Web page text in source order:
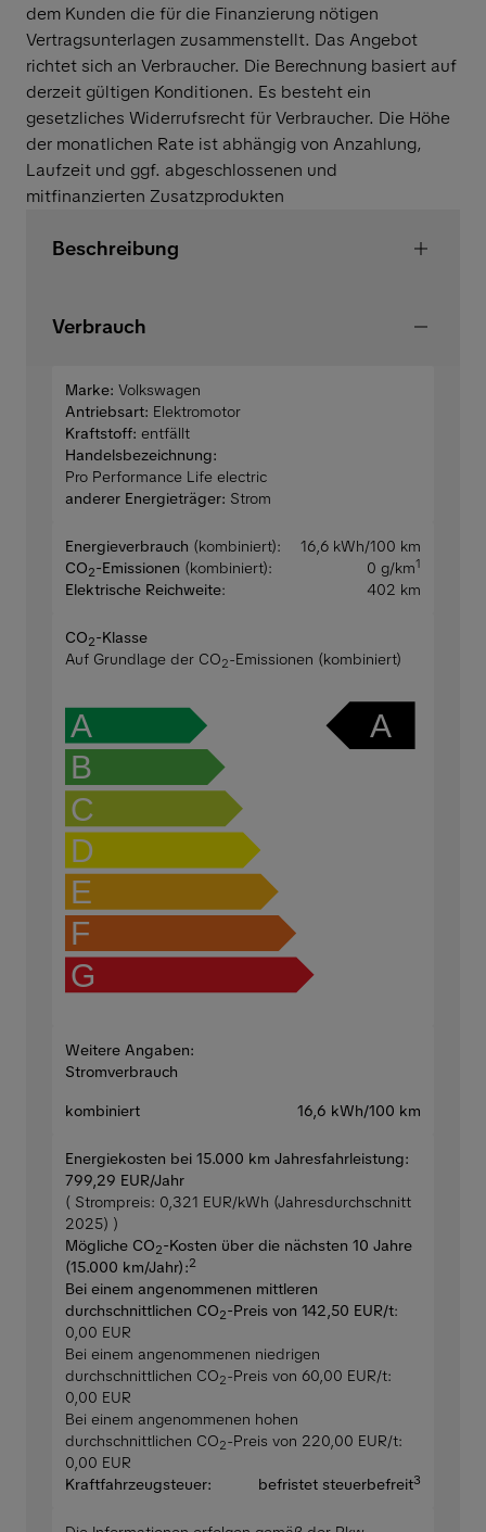
dem Kunden die für die Finanzierung nötigen
Vertragsunterlagen zusammenstellt. Das Angebot
richtet sich an Verbraucher. Die Berechnung basiert auf
derzeit gültigen Konditionen. Es besteht ein
gesetzliches Widerrufsrecht für Verbraucher. Die Höhe
der monatlichen Rate ist abhängig von Anzahlung,
Laufzeit und ggf. abgeschlossenen und
mitfinanzierten Zusatzprodukten
Beschreibung
Verbrauch
Marke: Volkswagen
Antriebsart: Elektromotor
Kraftstoff: entfällt
Handelsbezeichnung:
Pro Performance Life electric
anderer Energieträger: Strom
Energieverbrauch (kombiniert):
16,6 kWh/100 km
CO2-Emissionen (kombiniert): 0 g/km1
Elektrische Reichweite: 402 km
CO2-Klasse
Auf Grundlage der CO2-Emissionen (kombiniert)
A
B
C
D
E
F
G
A
Weitere Angaben:
Stromverbrauch
kombiniert
16,6 kWh/100 km
Energiekosten bei 15.000 km Jahresfahrleistung:
799,29 EUR/Jahr
( Strompreis: 0,321 EUR/kWh (Jahresdurchschnitt
2025) )
Mögliche CO2-Kosten über die nächsten 10 Jahre
(15.000 km/Jahr):2
Bei einem angenommenen mittleren
durchschnittlichen CO2-Preis von 142,50 EUR/t:
0,00 EUR
Bei einem angenommenen niedrigen
durchschnittlichen CO2-Preis von 60,00 EUR/t:
0,00 EUR
Bei einem angenommenen hohen
durchschnittlichen CO2-Preis von 220,00 EUR/t:
0,00 EUR
Kraftfahrzeugsteuer:
befristet steuerbefreit3